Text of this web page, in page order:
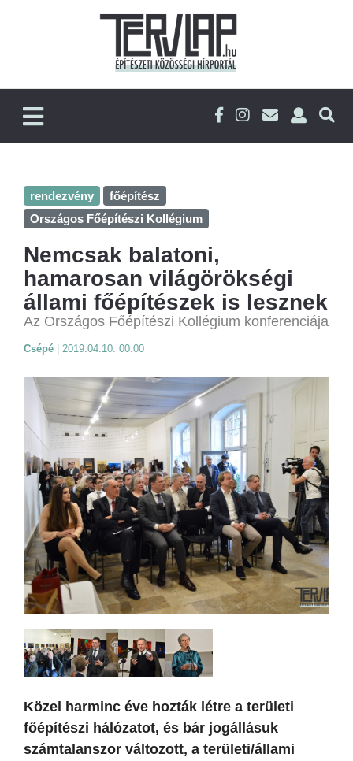
rendezvény
főépítész
Országos Főépítészi Kollégium
Nemcsak balatoni,
hamarosan világörökségi
állami főépítészek is lesznek
Az Országos Főépítészi Kollégium konferenciája
Csépé 2019.04.10. 00:00
Közel harminc éve hozták létre a területi
főépítészi hálózatot, és bár jogállásuk
számtalanszor változott, a területi/állami